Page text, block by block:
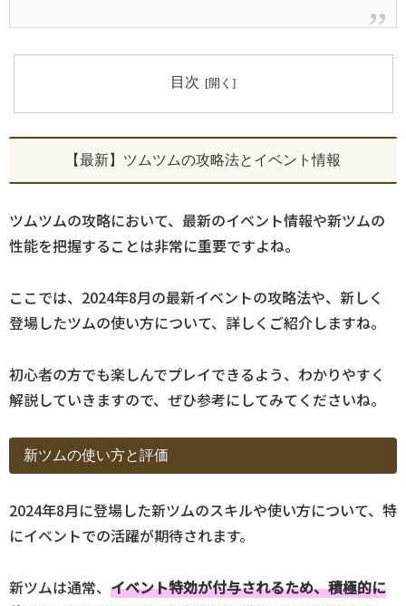
目次
【最新】ツムツムの攻略法とイベント情報
ツムツムの攻略において、最新のイベント情報や新ツムの
性能を把握することは非常に重要ですよね。
ここでは、2024年8月の最新イベントの攻略法や、新しく
登場したツムの使い方について、詳しくご紹介しますね。
初心者の方でも楽しんでプレイできるよう、わかりやすく
解説していきますので、ぜひ参考にしてみてくださいね。
新ツムの使い方と評価
2024年8月に登場した新ツムのスキルや使い方について、特
にイベントでの活躍が期待されます。
新ツムは通常、 イベント特効が付与されるため、積極的に